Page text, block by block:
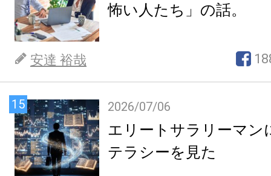
怖い人たち」の話。
安達 裕哉
15 2026/07/06
エリートサラリーマン
テラシーを見た